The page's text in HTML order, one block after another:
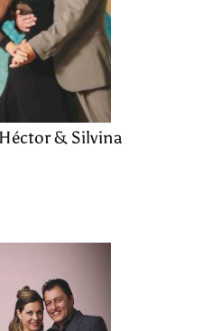
& Silvina